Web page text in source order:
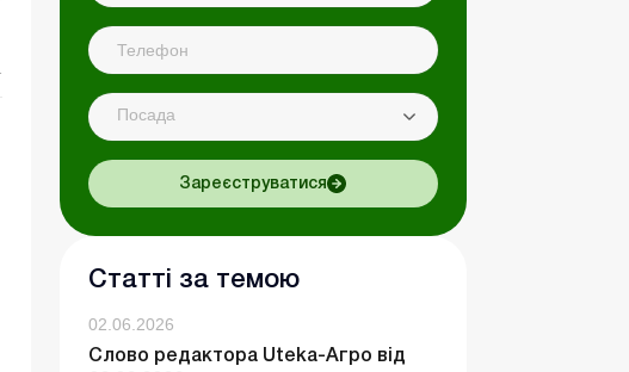
Посада
Зареєструватися
Статті за темою
02.06.2026
Слово редактора Uteka-Агро від